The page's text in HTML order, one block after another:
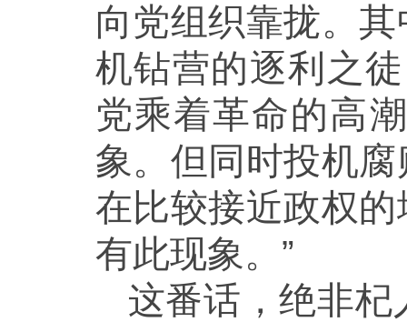
向党组织靠拢。
机钻营的逐利之
党乘着革命的高
象。但同时投机
在比较接近政权
有此现象。”
这番话，绝非